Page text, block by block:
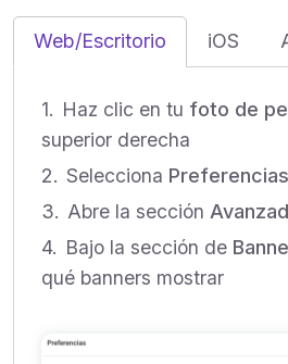
Web/Escritorio iOS
Haz clic en tu foto de
superior derecha
Selecciona Preferencias
Abre la sección
Bajo la sección de
qué banners mostrar